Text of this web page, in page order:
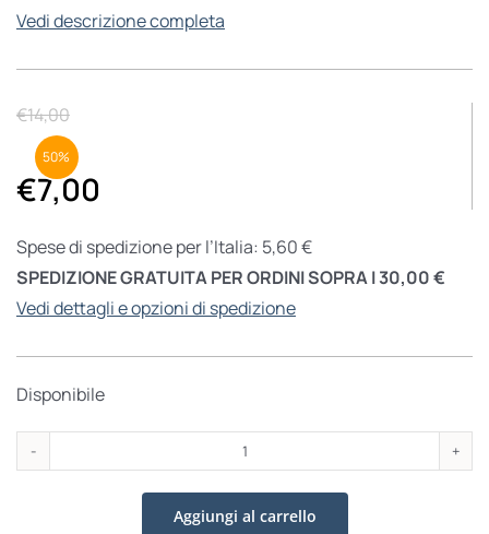
Vedi descrizione completa
€14,00
€7,00
50%
Spese di spedizione per l’Italia: 5,60 €
SPEDIZIONE GRATUITA PER ORDINI SOPRA I 30,00 €
Vedi dettagli e opzioni di spedizione
Disponibile
L'ultima
marcia
del
Aggiungi al carrello